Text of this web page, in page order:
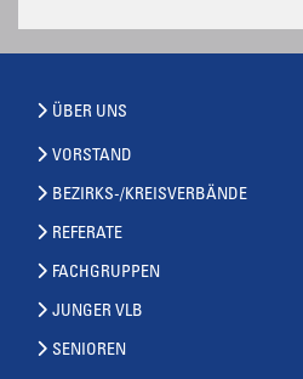
ÜBER UNS
VORSTAND
BEZIRKS-/KREISVERBÄNDE
REFERATE
FACHGRUPPEN
JUNGER VLB
SENIOREN